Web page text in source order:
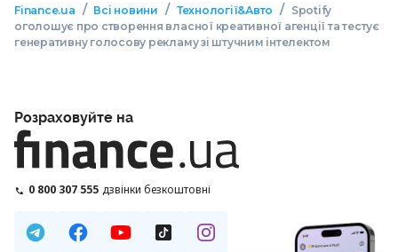
Finance.ua / Всі новини / Технології&Авто /
Spotify
оголошує про створення власної креативної агенції та тестує
генеративну голосову рекламу зі штучним інтелектом
Розраховуйте на
0 800 307 555 дзвінки безкоштовні